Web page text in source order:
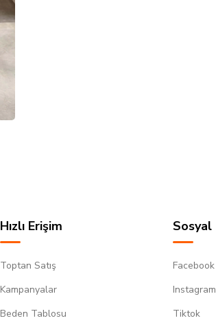
Hızlı Erişim
Toptan Satış
Kampanyalar
Beden Tablosu
Sosyal
Facebook
Instagram
Tiktok